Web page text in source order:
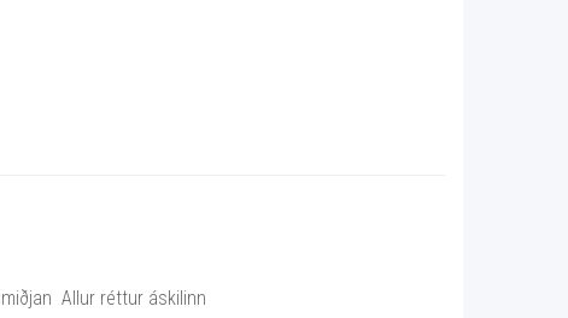
Allur réttur áskilinn